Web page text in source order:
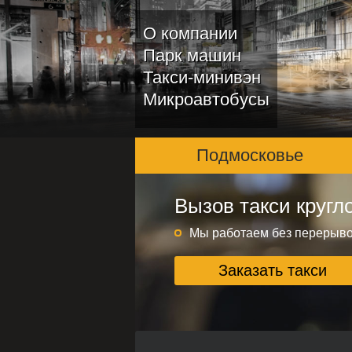
О компании
Парк машин
Такси-минивэн
Микроавтобусы
Подмосковье
Подмосковье и
Круглосуточно без
Заказать такси
Вызов такси
Мы работаем без
Заказать такси